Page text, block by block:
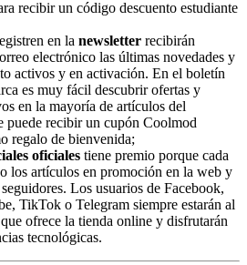
recibir un código descuento estudiante
en la newsletter recibirán
electrónico las últimas novedades y
activos y en activación. En el boletín
es muy fácil descubrir ofertas y
en la mayoría de artículos del
puede recibir un cupón Coolmod
regalo de bienvenida;
oficiales tiene premio porque cada
los artículos en promoción en la web y
Los usuarios de Facebook,
TikTok o Telegram siempre estarán al
ofrece la tienda online y disfrutarán
tecnológicas.